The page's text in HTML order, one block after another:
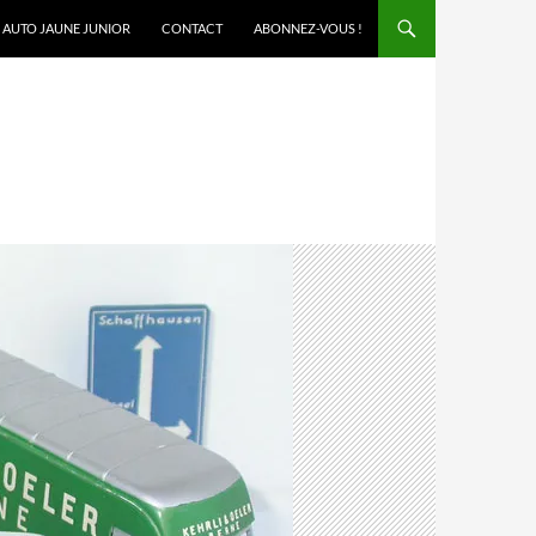
AUTO JAUNE JUNIOR CONTACT ABONNEZ-VOUS !